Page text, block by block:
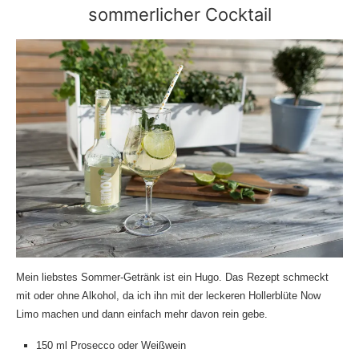
sommerlicher Cocktail
Mein liebstes Sommer-Getränk ist ein Hugo. Das Rezept schmeckt
mit oder ohne Alkohol, da ich ihn mit der leckeren Hollerblüte Now
Limo machen und dann einfach mehr davon rein gebe.
150 ml Prosecco oder Weißwein